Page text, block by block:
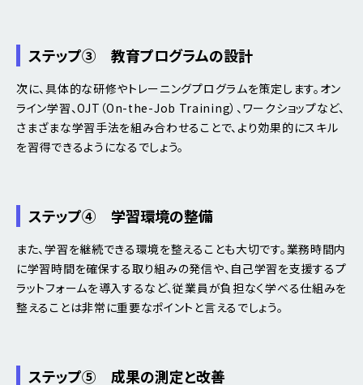
ステップ③ 教育プログラムの設計
次に、具体的な研修やトレーニングプログラムを策定します。オン
ライン学習、OJT（On-the-Job Training）、ワークショップなど、
さまざまな学習手法を組み合わせることで、より効果的にスキル
を習得できるようになるでしょう。
ステップ④ 学習環境の整備
また、学習を継続できる環境を整えることも大切です。業務時間内
に学習時間を確保する取り組みの発信や、自己学習を支援するプ
ラットフォームを導入するなど、従業員が負担なく学べる仕組みを
整えることは非常に重要なポイントと言えるでしょう。
ステップ⑤ 成果の測定と改善